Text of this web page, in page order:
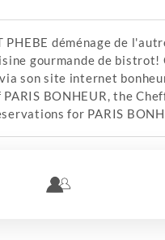
PHEBE déménage de
gourmande de bistrot!
son site internet
PARIS BONHEUR, the
for PARIS